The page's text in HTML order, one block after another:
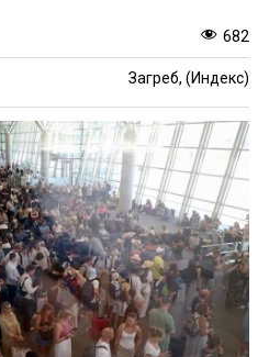
682
Загреб, (Индекс)